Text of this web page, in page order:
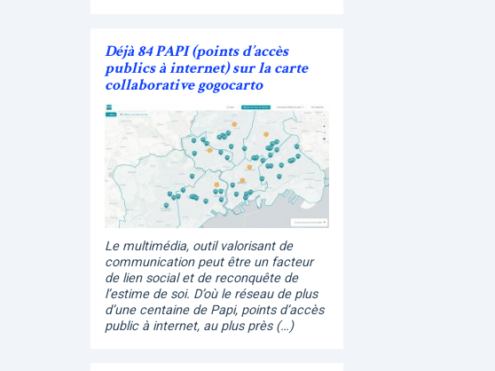
Déjà 84 PAPI (points d’accès
publics à internet) sur la carte
collaborative gogocarto
Le multimédia, outil valorisant de
communication peut être un facteur
de lien social et de reconquête de
l’estime de soi. D’où le réseau de plus
d’une centaine de Papi, points d’accès
public à internet, au plus près (…)